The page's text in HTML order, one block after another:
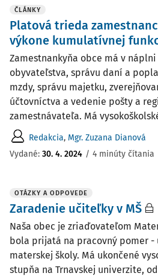
ČLÁNKY
Platová trieda
výkone kumulatívnej
Zamestnankyňa obce má v
obyvateľstva, správu daní a
mzdy, správu majetku,
účtovníctva a vedenie pošty a
zamestnávateľa. Má
Redakcia, Mgr. Zuzana Dianová
Vydané: 30. 4. 2024 / 4 minúty čítania
OTÁZKY A ODPOVEDE
Zaradenie učiteľky v MŠ
Naša obec je zriaďovateľom
bola prijatá na pracovný pomer -
materskej školy. Má ukončené
stupňa na Trnavskej univerzite,